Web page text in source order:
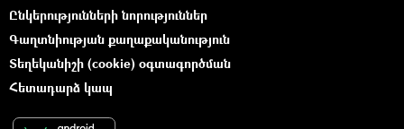
Ընկերությունների նորություններ
Գաղտնիության քաղաքականություն
Տեղեկանիշի (cookie) օգտագործման
Հետադարձ կապ